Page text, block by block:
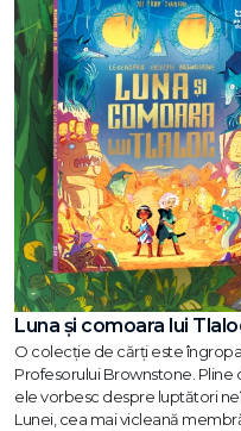
Luna și comoara lui
O colecție de cărți este
Profesorului Brownstone. Pline
ele vorbesc despre luptători
Lunei, cea mai vicleană